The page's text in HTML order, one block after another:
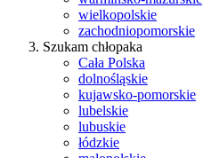
wielkopolskie
zachodniopomorskie
Szukam chłopaka
Cała Polska
dolnośląskie
kujawsko-pomorskie
lubelskie
lubuskie
łódzkie